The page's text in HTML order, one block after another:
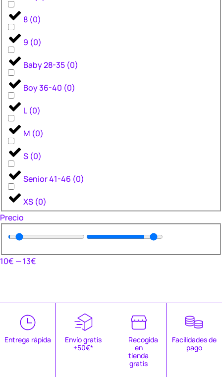
8 (0)
9 (0)
Baby 28-35 (0)
Boy 36-40 (0)
L (0)
M (0)
S (0)
Senior 41-46 (0)
XS (0)
Precio
10€ —13€
Entrega rápida
Envío gratis
+50€*
Recogida
en
tienda
gratis
Facilidades de
pago